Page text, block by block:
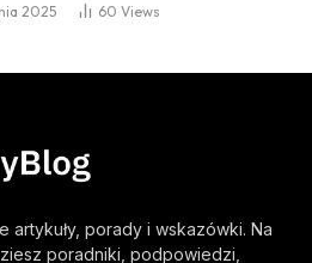
2025 60 Views
artykuły, porady i wskazówki. Na
poradniki, podpowiedzi,